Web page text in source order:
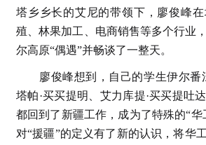
塔乡乡长的艾尼的带领下，廖俊峰
殖、林果加工、电商销售等多个行业
尔高原“偶遇”并畅谈了一整天。
廖俊峰想到，自己的学生伊尔番
塔帕·买买提明、艾力库提·买买提吐
都回到了新疆工作，成为了特殊的“华
对“援疆”的定义有了新的认识，将华